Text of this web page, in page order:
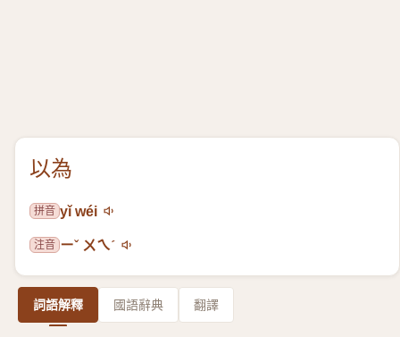
以為
拼音 yǐ wéi
注音 ㄧˇ ㄨㄟˊ
詞語解釋 國語辭典 翻譯